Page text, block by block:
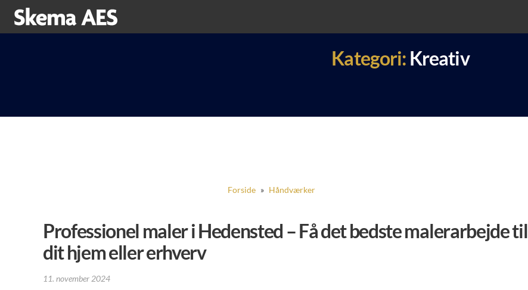
Kategori: Kreativ
Forside » Håndværker
Professionel maler i Hedensted – Få det bedste malerarbejde til
dit hjem eller erhverv
11. november 2024